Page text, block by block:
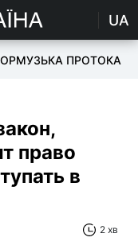
UA
ОРМУЗЬКА ПРОТОКА
право
в
2 хв